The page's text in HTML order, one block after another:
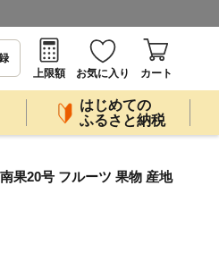
上限額
お気に入り カート
はじめての
ふるさと納税
果20号 フルーツ 果物 産地